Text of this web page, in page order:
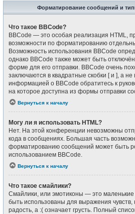
Форматирование сообщений и
Что такое BBCode?
BBCode — это особая реализация HTML,
возможности по форматированию
Возможность использования BBCode
однако BBCode также может быть
форме для его отправки. BBCode очень
заключаются в квадратные скобки [ и ], а
информацией о BBCode обратитесь к
на которое доступна из формы отправки
Вернуться к началу
Могу ли я использовать HTML?
Нет. На этой конференции невозможны
кода в сообщениях. Большая часть
форматированию сообщений может быть
использованием BBCode.
Вернуться к началу
Что такое смайлики?
Смайлики, или эмотиконы — это маленькие
быть использованы для выражения
радость, а :( означает грусть. Полный